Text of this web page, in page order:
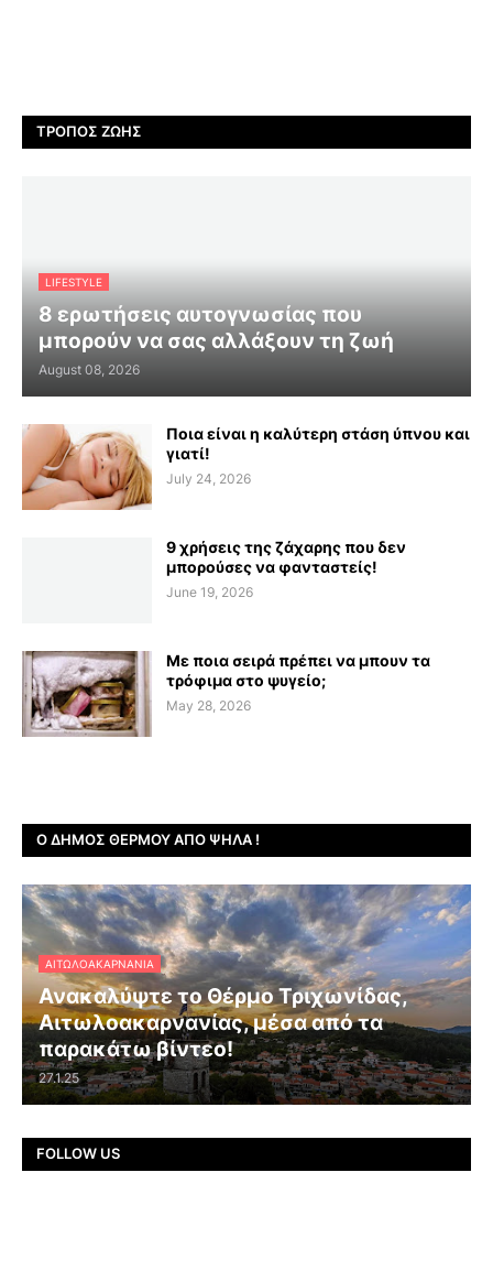
ΤΡΌΠΟΣ ΖΩΉΣ
LIFESTYLE
8 ερωτήσεις αυτογνωσίας που
μπορούν να σας αλλάξουν τη ζωή
August 08, 2026
Ποια είναι η καλύτερη στάση ύπνου και
γιατί!
July 24, 2026
9 χρήσεις της ζάχαρης που δεν
μπορούσες να φανταστείς!
June 19, 2026
Με ποια σειρά πρέπει να μπουν τα
τρόφιμα στο ψυγείο;
May 28, 2026
Ο ΔΉΜΟΣ ΘΈΡΜΟΥ ΑΠΌ ΨΗΛΆ !
ΑΙΤΩΛΟΑΚΑΡΝΑΝΊΑ
Ανακαλύψτε το Θέρμο Τριχωνίδας,
Αιτωλοακαρνανίας, μέσα από τα
παρακάτω βίντεο!
27.1.25
FOLLOW US